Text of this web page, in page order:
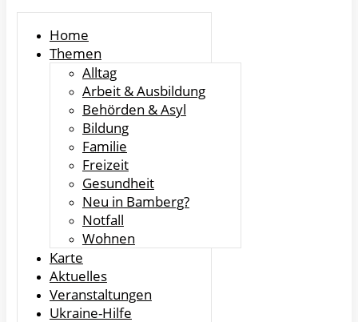
Home
Themen
Alltag
Arbeit & Ausbildung
Behörden & Asyl
Bildung
Familie
Freizeit
Gesundheit
Neu in Bamberg?
Notfall
Wohnen
Karte
Aktuelles
Veranstaltungen
Ukraine-Hilfe